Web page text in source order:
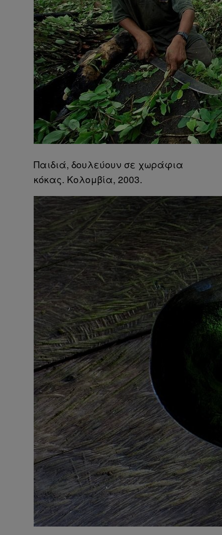
Παιδιά, δουλεύουν σε χωράφια
κόκας. Κολομβία, 2003.